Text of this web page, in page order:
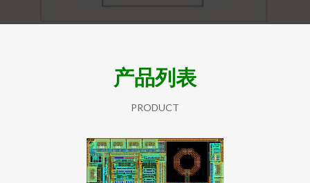
产品列表
PRODUCT